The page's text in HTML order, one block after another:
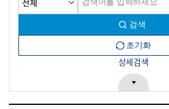
상세검색